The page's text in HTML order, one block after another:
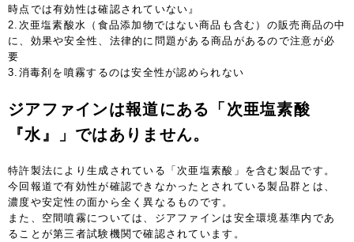
時点では有効性は確認されていない』
2.次亜塩素酸水（食品添加物ではない商品も含む）の販売商品の中
に、効果や安全性、法律的に問題がある商品があるので注意が必
要
3.消毒剤を噴霧するのは安全性が認められない
ジアファインは報道にある「次亜塩素酸
『水』」ではありません。
特許製法により生成されている「次亜塩素酸」を含む製品です。
今回報道で有効性が確認できなかったとされている製品群とは、
濃度や安定性の面から全く異なるものです。
また、空間噴霧については、ジアファインは安全環境基準内であ
ることが第三者試験機関で確認されています。